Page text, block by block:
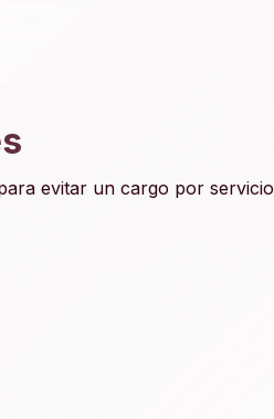
evitar un cargo por servicio